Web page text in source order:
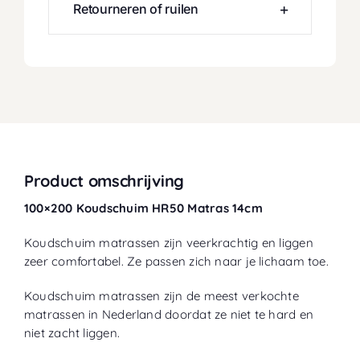
Retourneren of ruilen
Product omschrijving
100×200 Koudschuim HR50 Matras 14cm
Koudschuim matrassen zijn veerkrachtig en liggen
zeer comfortabel. Ze passen zich naar je lichaam toe.
Koudschuim matrassen zijn de meest verkochte
matrassen in Nederland doordat ze niet te hard en
niet zacht liggen.